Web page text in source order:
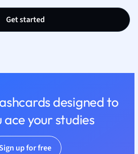
Get started
designed to
ace your studies
up for free